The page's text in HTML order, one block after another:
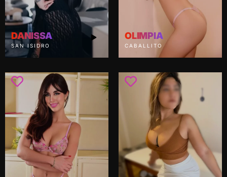
DANISSA
SAN ISIDRO
OLIMPIA
CABALLITO